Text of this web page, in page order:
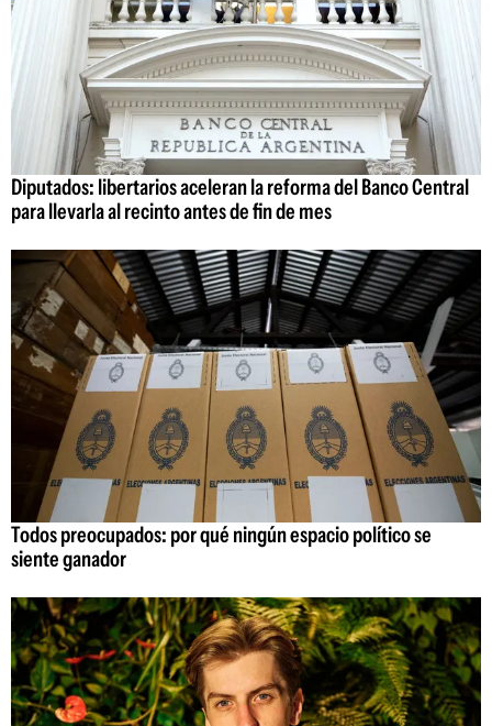
Diputados: libertarios aceleran la reforma del Banco Central
para llevarla al recinto antes de fin de mes
Todos preocupados: por qué ningún espacio político se
siente ganador